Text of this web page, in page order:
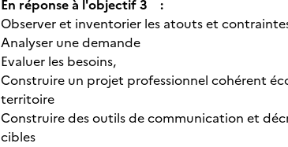
En réponse à l'objectif 3 :
Observer et inventorier les atouts et
Analyser une demande
Evaluer les besoins,
Construire un projet professionnel cohérent
territoire
Construire des outils de communication et
cibles